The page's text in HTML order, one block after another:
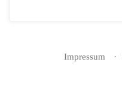
Impressum